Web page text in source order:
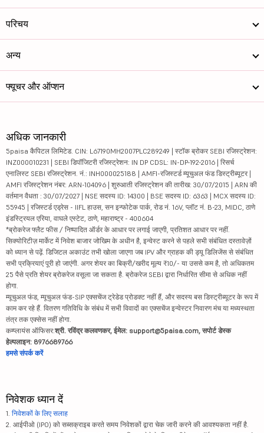
परिचय
अन्य
फ्यूचर और ऑप्शन
अधिक जानकारी
5paisa कैपिटल लिमिटेड. CIN: L67190MH2007PLC289249 | स्टॉक ब्रोकर SEBI रजिस्ट्रेशन:
INZ000010231 | SEBI डिपॉजिटरी रजिस्ट्रेशन: IN DP CDSL: IN-DP-192-2016 | रिसर्च
एनालिस्ट SEBI रजिस्ट्रेशन. नं.: INH000025188 | AMFI-रजिस्टर्ड म्यूचुअल फंड डिस्ट्रीब्यूटर |
AMFI रजिस्ट्रेशन नंबर: ARN-104096 | शुरुआती रजिस्ट्रेशन की तारीख: 30/07/2015 | ARN की
वर्तमान वैधता : 30/07/2027 | NSE सदस्य ID: 14300 | BSE सदस्य ID: 6363 | MCX सदस्य ID:
55945 | रजिस्टर्ड एड्रेस - IIFL हाउस, सन इन्फोटेक पार्क, रोड नं. 16V, प्लॉट नं. B-23, MIDC, ठाणे
इंडस्ट्रियल एरिया, वाघले एस्टेट, ठाणे, महाराष्ट्र - 400604
*ब्रोकरेज फ्लैट फीस / निष्पादित ऑर्डर के आधार पर लगाई जाएगी, प्रतिशत आधार पर नहीं.
सिक्योरिटीज़ मार्केट में निवेश बाजार जोखिम के अधीन है, इन्वेस्ट करने से पहले सभी संबंधित दस्तावेज़ों
को ध्यान से पढ़ें. डिजिटल अकाउंट तभी खोला जाएगा जब IPV और ग्राहक की ड्यू डिलिजेंस से संबंधित
सभी प्रक्रियाएं पूरी हो जाएंगी. अगर शेयर का बिक्री/खरीद मूल्य ₹10/- या उससे कम है, तो अधिकतम
25 पैसे प्रति शेयर ब्रोकरेज वसूला जा सकता है. ब्रोकरेज SEBI द्वारा निर्धारित सीमा से अधिक नहीं
होगा.
म्यूचुअल फंड, म्यूचुअल फंड-SIP एक्सचेंज ट्रेडेड प्रोडक्ट नहीं हैं, और सदस्य बस डिस्ट्रीब्यूटर के रूप में
काम कर रहे हैं. वितरण गतिविधि के संबंध में सभी विवादों का एक्सचेंज इन्वेस्टर निवारण मंच या मध्यस्थता
तंत्र तक एक्सेस नहीं होगा.
कम्प्लायंस ऑफिसर:श्री. रविंद्र कलवणकर, ईमेल: support@5paisa.com, सपोर्ट डेस्क
हेल्पलाइन: 8976689766
हमसे संपर्क करें
निवेशक ध्यान दें
1. निवेशकों के लिए सलाह
2. आईपीओ (IPO) को सब्सक्राइब करते समय निवेशकों द्वारा चेक जारी करने की आवश्यकता नहीं है.